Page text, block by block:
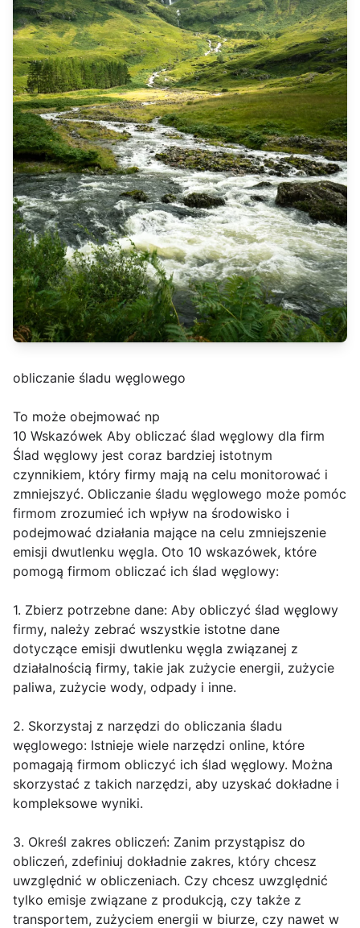
obliczanie śladu węglowego
To może obejmować np
10 Wskazówek Aby obliczać ślad węglowy dla firm
Ślad węglowy jest coraz bardziej istotnym
czynnikiem, który firmy mają na celu monitorować i
zmniejszyć. Obliczanie śladu węglowego może pomóc
firmom zrozumieć ich wpływ na środowisko i
podejmować działania mające na celu zmniejszenie
emisji dwutlenku węgla. Oto 10 wskazówek, które
pomogą firmom obliczać ich ślad węglowy:
1. Zbierz potrzebne dane: Aby obliczyć ślad węglowy
firmy, należy zebrać wszystkie istotne dane
dotyczące emisji dwutlenku węgla związanej z
działalnością firmy, takie jak zużycie energii, zużycie
paliwa, zużycie wody, odpady i inne.
2. Skorzystaj z narzędzi do obliczania śladu
węglowego: Istnieje wiele narzędzi online, które
pomagają firmom obliczyć ich ślad węglowy. Można
skorzystać z takich narzędzi, aby uzyskać dokładne i
kompleksowe wyniki.
3. Określ zakres obliczeń: Zanim przystąpisz do
obliczeń, zdefiniuj dokładnie zakres, który chcesz
uwzględnić w obliczeniach. Czy chcesz uwzględnić
tylko emisje związane z produkcją, czy także z
transportem, zużyciem energii w biurze, czy nawet w